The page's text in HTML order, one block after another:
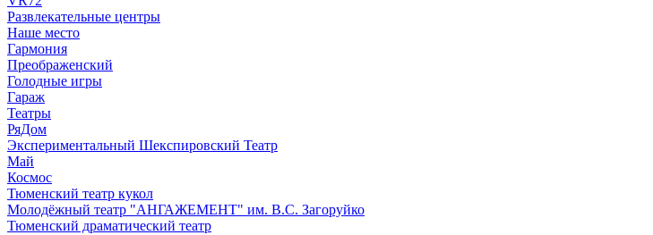
Развлекательные центры
Наше место
Гармония
Преображенский
Голодные игры
Гараж
Театры
РяДом
Экспериментальный Шекспировский Театр
Май
Космос
Тюменский театр кукол
Молодёжный театр "АНГАЖЕМЕНТ" им. В.С. Загоруйко
Тюменский драматический театр